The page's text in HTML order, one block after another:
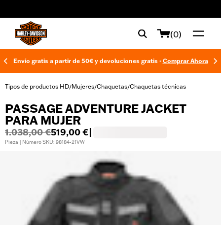
(0)
Envío gratis a partir de 50€ y devoluciones gratis - Comprar Ahora
Tipos de productos HD/Mujeres/Chaquetas/Chaquetas técnicas
PASSAGE ADVENTURE JACKET
PARA MUJER
1.038,00 €519,00 €
Pieza | Número SKU: 98184-21VW